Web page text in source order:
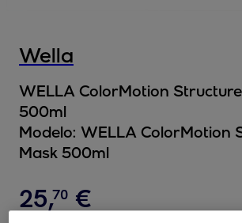
Wella
WELLA ColorMotion
500ml
Modelo: WELLA ColorMotion
Mask 500ml
25,70 €